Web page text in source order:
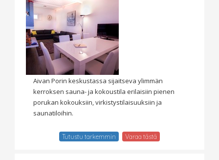
Aivan Porin keskustassa sijaitseva ylimmän
kerroksen sauna- ja kokoustila erilaisiin pienen
porukan kokouksiin, virkistystilaisuuksiin ja
saunatiloihin.
Tutustu tarkemmin Varaa tästä